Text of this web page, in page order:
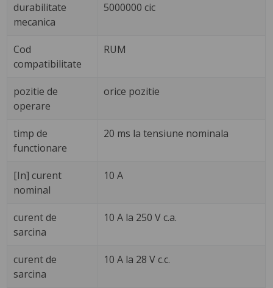
durabilitate
mecanica
5000000 cic
Cod
compatibilitate
RUM
pozitie de
operare
orice pozitie
timp de
functionare
20 ms la tensiune nominala
[In] curent
nominal
10 A
curent de
sarcina
10 A la 250 V c.a.
curent de
sarcina
10 A la 28 V c.c.